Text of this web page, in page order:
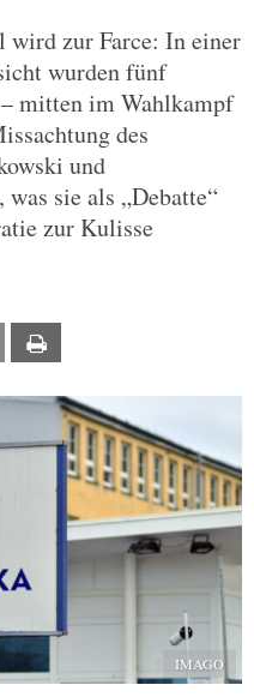
wird zur Farce: In einer
wurden fünf
mitten im Wahlkampf
des
und
sie als „Debatte“
zur Kulisse
Email
IMAGO